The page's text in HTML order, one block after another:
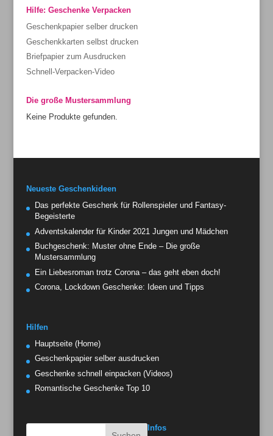
Hilfe: Geschenke Verpacken
Geschenkpapier selber drucken
Geschenkkarten selbst drucken
Briefpapier zum Ausdrucken
Schnell-Verpacken-Video
Die große Mustersammlung
Keine Produkte gefunden.
Neueste Geschenkideen
Das perfekte Geschenk für Rollenspieler und Fantasy-
Begeisterte
Adventskalender für Kinder 2021 Jungen und Mädchen
Buchgeschenk: Muster ohne Ende – Die große
Mustersammlung
Ein Liebesroman trotz Corona – das geht eben doch!
Corona, Lockdown Geschenke: Ideen und Tipps
Hilfen
Hauptseite (Home)
Geschenkpapier selber ausdrucken
Geschenke schnell einpacken (Videos)
Romantische Geschenke Top 10
Infos